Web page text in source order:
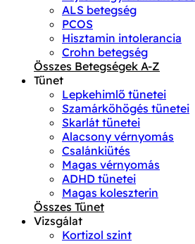
ALS betegség
PCOS
Hisztamin intolerancia
Crohn betegség
Összes Betegségek A-Z
Tünet
Lepkehimlő tünetei
Szamárköhögés tünetei
Skarlát tünetei
Alacsony vérnyomás
Csalánkiütés
Magas vérnyomás
ADHD tünetei
Magas koleszterin
Összes Tünet
Vizsgálat
Kortizol szint